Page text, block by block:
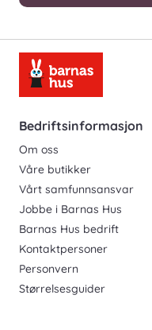
Bedriftsinformasjon
Om oss
Våre butikker
Vårt samfunnsansvar
Jobbe i Barnas Hus
Barnas Hus bedrift
Kontaktpersoner
Personvern
Størrelsesguider